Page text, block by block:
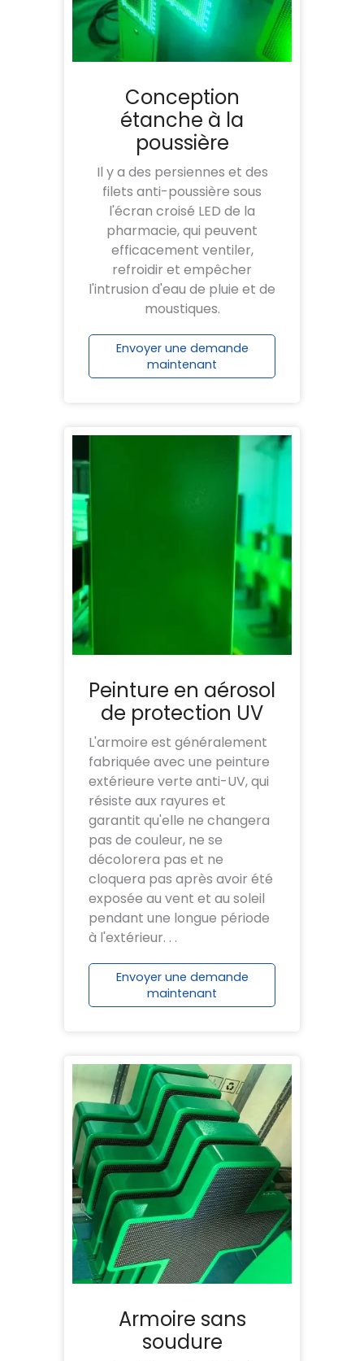
Conception
étanche à la
poussière
Il y a des persiennes et des
filets anti-poussière sous
l'écran croisé LED de la
pharmacie, qui peuvent
efficacement ventiler,
refroidir et empêcher
l'intrusion d'eau de pluie et de
moustiques.
Envoyer une demande
maintenant
Peinture en aérosol
de protection UV
L'armoire est généralement
fabriquée avec une peinture
extérieure verte anti-UV, qui
résiste aux rayures et
garantit qu'elle ne changera
pas de couleur, ne se
décolorera pas et ne
cloquera pas après avoir été
exposée au vent et au soleil
pendant une longue période
à l'extérieur. . .
Envoyer une demande
maintenant
Armoire sans
soudure